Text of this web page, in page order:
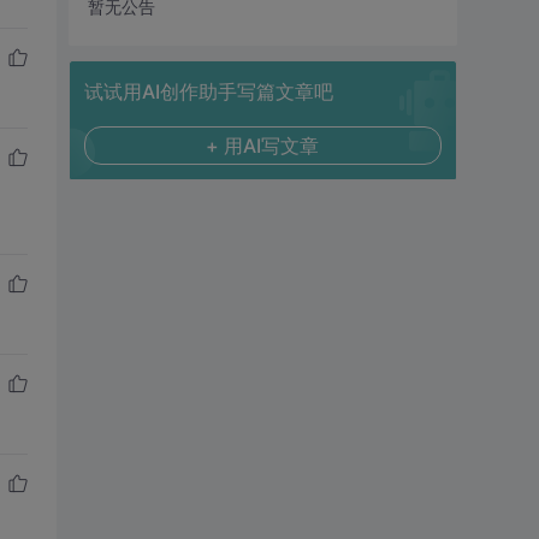
暂无公告
试试用AI创作助手写篇文章吧
+ 用AI写文章